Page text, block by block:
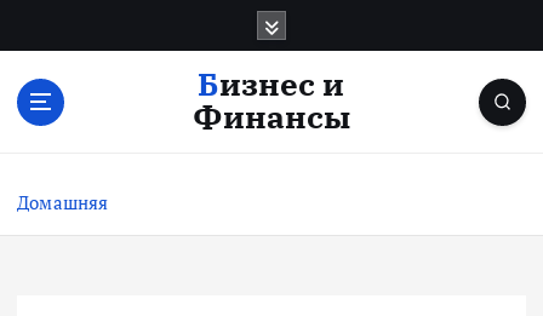
с
Бизнес и
Финансы
Домашняя